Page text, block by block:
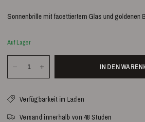
Sonnenbrille mit facettiertem Glas und goldenen
Auf Lager
IN DEN
Verfügbarkeit im Laden
Versand innerhalb von 48 Studen